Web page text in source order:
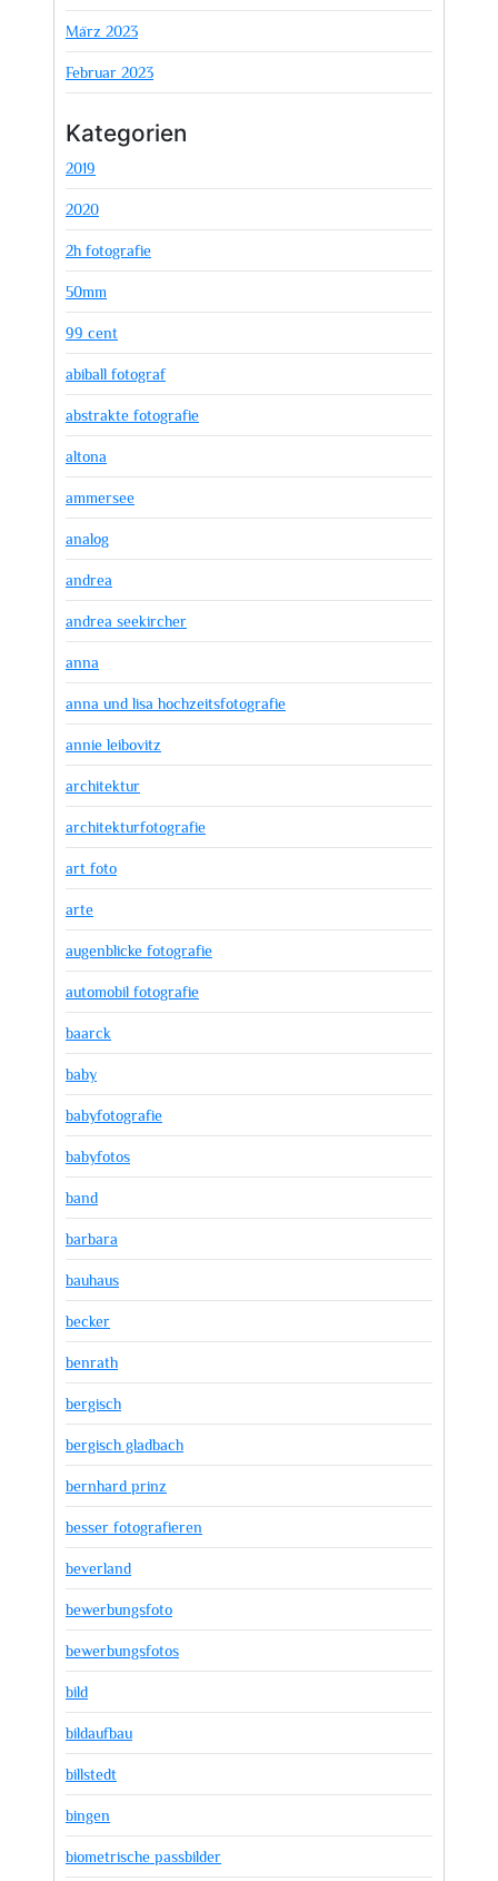
März 2023
Februar 2023
Kategorien
2019
2020
2h fotografie
50mm
99 cent
abiball fotograf
abstrakte fotografie
altona
ammersee
analog
andrea
andrea seekircher
anna
anna und lisa hochzeitsfotografie
annie leibovitz
architektur
architekturfotografie
art foto
arte
augenblicke fotografie
automobil fotografie
baarck
baby
babyfotografie
babyfotos
band
barbara
bauhaus
becker
benrath
bergisch
bergisch gladbach
bernhard prinz
besser fotografieren
beverland
bewerbungsfoto
bewerbungsfotos
bild
bildaufbau
billstedt
bingen
biometrische passbilder